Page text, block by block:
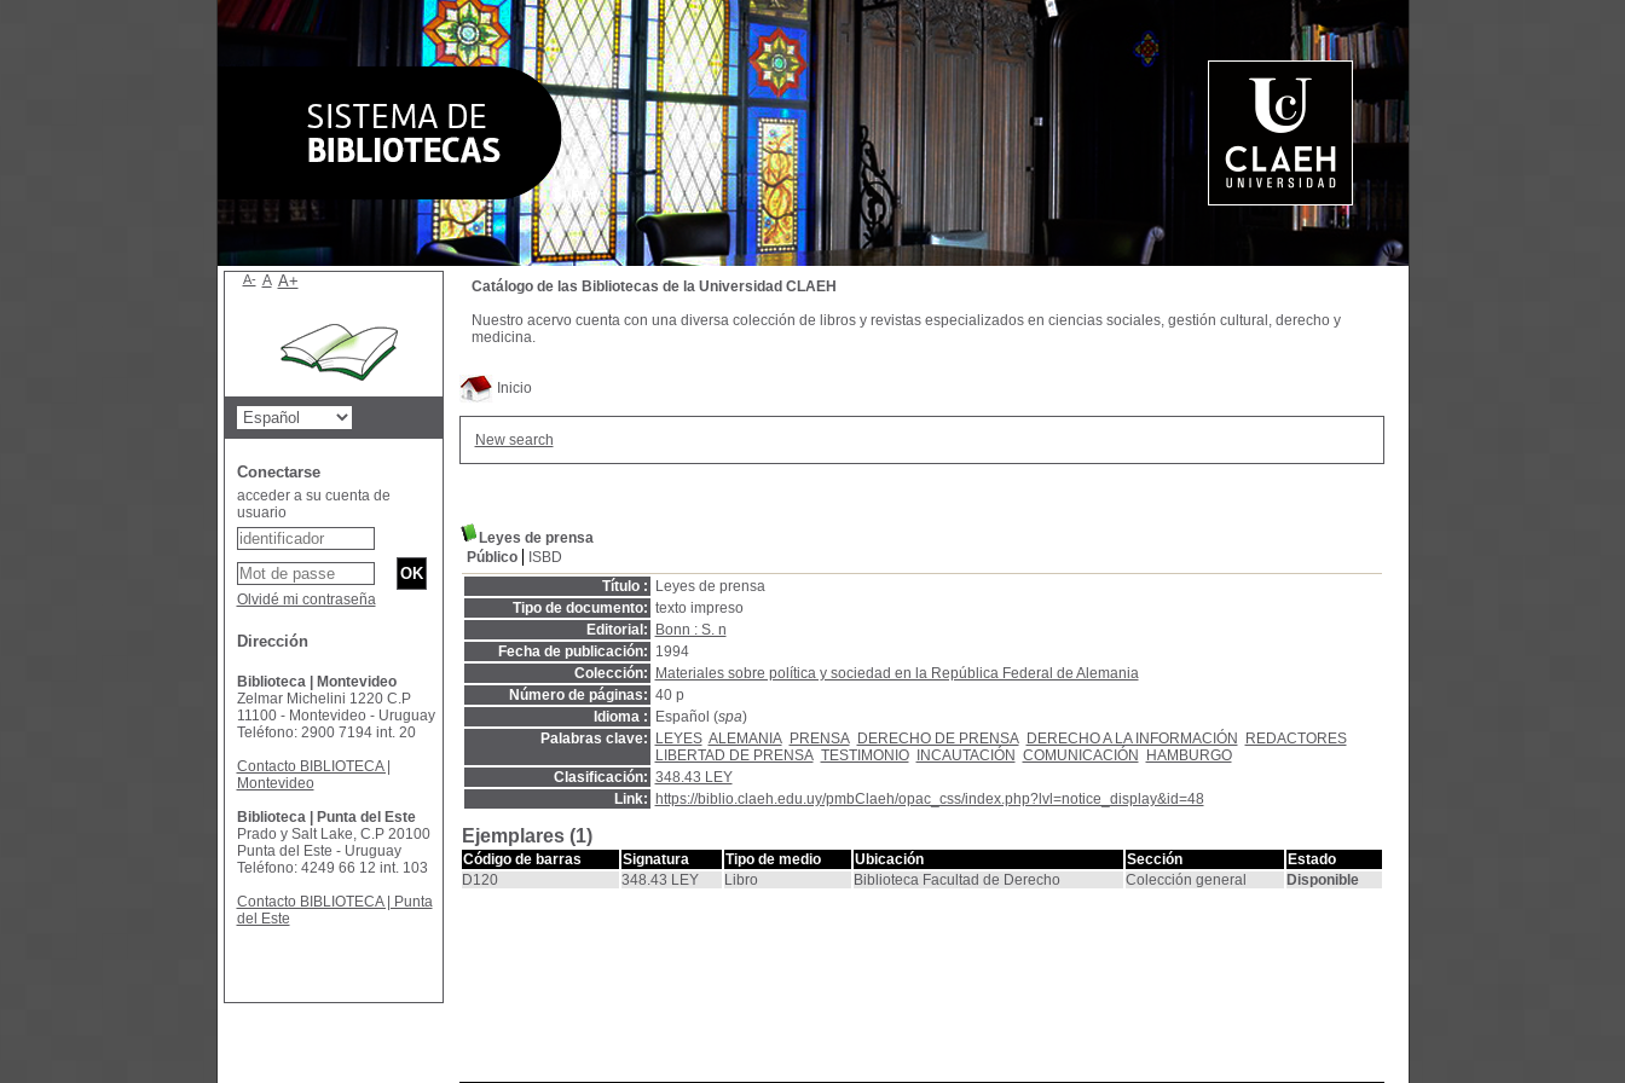
Inicio
New search
Leyes de prensa
Público
ISBD
Título :
Leyes de prensa
Tipo de documento: texto impreso
Editorial:
Bonn : S. n
Fecha de publicación: 1994
Colección:
Materiales sobre política y sociedad en la República Federal de Alemania
Número de páginas: 40 p
Idioma :
Español (spa)
Palabras clave:
LEYES ALEMANIA PRENSA DERECHO DE PRENSA DERECHO A LA INFORMACIÓN
REDACTORES
LIBERTAD DE PRENSA TESTIMONIO INCAUTACIÓN COMUNICACIÓN
HAMBURGO
Clasificación: 348.43 LEY
Link:
https://biblio.claeh.edu.uy/pmbClaeh/opac_css/index.php?lvl=notice_display&id=48
Ejemplares (1)
Código de barras Signatura Tipo de medio Ubicación Sección
Estado
D120
348.43 LEY Libro Biblioteca Facultad de Derecho Colección general Disponible
Catálogo de las Bibliotecas de la Universidad CLAEH
Nuestro acervo cuenta con una diversa colección de libros y revistas especializados en ciencias sociales, gestión cultural, derecho y
medicina.
A- A A+
Conectarse
acceder a su cuenta de
usuario
Olvidé mi contraseña
Dirección
Biblioteca | Montevideo
Zelmar Michelini 1220 C.P
11100 - Montevideo - Uruguay
Teléfono: 2900 7194 int. 20
Contacto BIBLIOTECA |
Montevideo
Biblioteca | Punta del Este
Prado y Salt Lake, C.P 20100
Punta del Este - Uruguay
Teléfono: 4249 66 12 int. 103
Contacto BIBLIOTECA | Punta
del Este